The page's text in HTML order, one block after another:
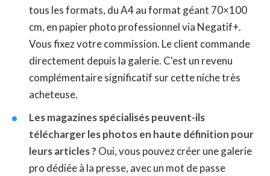
tous les formats, du A4 au format géant 70×100
cm, en papier photo professionnel via Negatif+.
Vous fixez votre commission. Le client commande
directement depuis la galerie. C'est un revenu
complémentaire significatif sur cette niche très
acheteuse.
Les magazines spécialisés peuvent-ils
télécharger les photos en haute définition pour
leurs articles ? Oui, vous pouvez créer une galerie
pro dédiée à la presse, avec un mot de passe